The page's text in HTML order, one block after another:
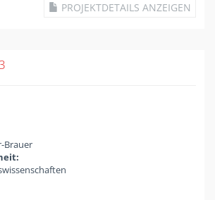
PROJEKTDETAILS ANZEIGEN
Brauer